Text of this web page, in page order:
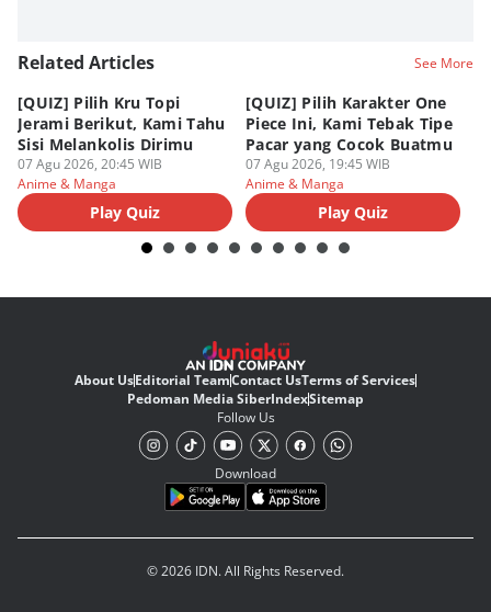
Related Articles See More
[QUIZ] Pilih Kru Topi
Jerami Berikut, Kami Tahu
Sisi Melankolis Dirimu
07 Agu 2026, 20:45 WIB
Anime & Manga
Play Quiz
[QUIZ] Pilih Karakter One
Piece Ini, Kami Tebak Tipe
Pacar yang Cocok Buatmu
07 Agu 2026, 19:45 WIB
Anime & Manga
Play Quiz
About UsEditorial TeamContact UsTerms of Services
Pedoman Media SiberIndexSitemap
Follow Us
Download
© 2026 IDN. All Rights Reserved.